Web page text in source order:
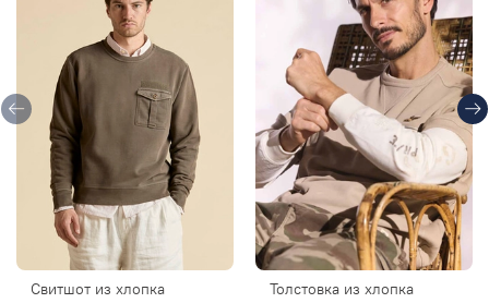
Свитшот из хлопка Толстовка из хлопка